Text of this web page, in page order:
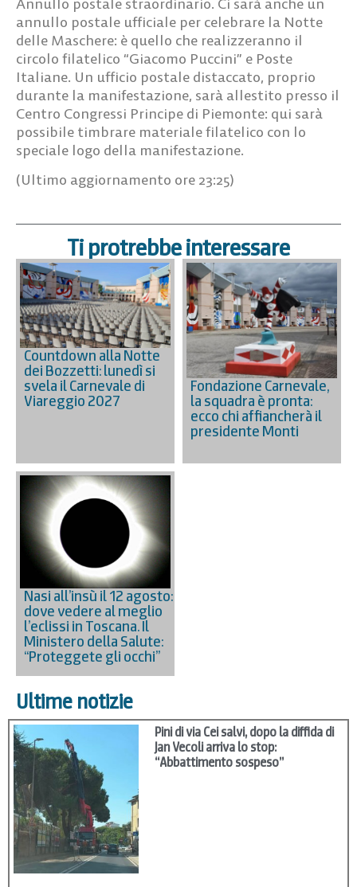
annullo postale ufficiale per celebrare la Notte
delle Maschere: è quello che realizzeranno il
circolo filatelico “Giacomo Puccini” e Poste
Italiane. Un ufficio postale distaccato, proprio
durante la manifestazione, sarà allestito presso il
Centro Congressi Principe di Piemonte: qui sarà
possibile timbrare materiale filatelico con lo
speciale logo della manifestazione.
(Ultimo aggiornamento ore 23:25)
Ti protrebbe interessare
Countdown alla Notte
dei Bozzetti: lunedì si
svela il Carnevale di
Viareggio 2027
Fondazione Carnevale,
la squadra è pronta:
ecco chi affiancherà il
presidente Monti
Nasi all’insù il 12 agosto:
dove vedere al meglio
l’eclissi in Toscana. Il
Ministero della Salute:
“Proteggete gli occhi”
Ultime notizie
Pini di via Cei salvi, dopo la diffida di
Jan Vecoli arriva lo stop:
“Abbattimento sospeso”